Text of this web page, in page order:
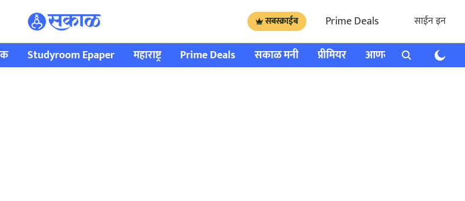
सबस्क्राईब Prime Deals साईन इन
Studyroom Epaper महाराष्ट्र Prime Deals सकाळ मनी प्रीमियर आणखी राशी भविष्य